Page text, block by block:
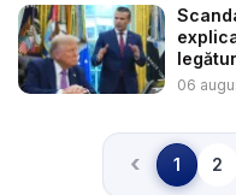
06
‹Înapoi
1 2